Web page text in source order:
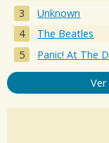
Unknown
The Beatles
Panic! At The